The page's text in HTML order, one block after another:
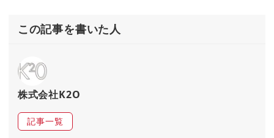
この記事を書いた人
株式会社K2O
記事一覧